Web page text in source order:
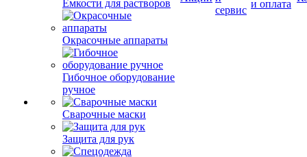
Емкости для растворов
Окрасочные аппараты
Гибочное оборудование
ручное
Сварочные маски
Защита для рук
сервис
и оплата